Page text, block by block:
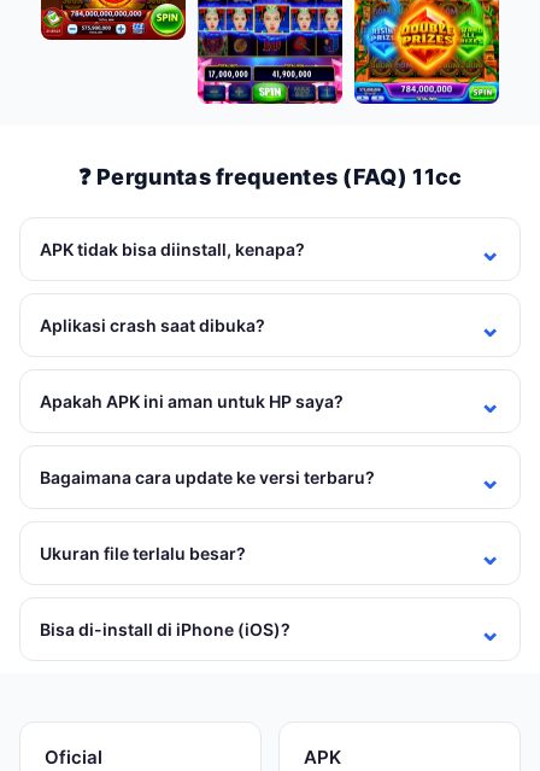
❓ Perguntas frequentes (FAQ) 11cc
APK tidak bisa diinstall, kenapa?
Aplikasi crash saat dibuka?
Apakah APK ini aman untuk HP saya?
Bagaimana cara update ke versi terbaru?
Ukuran file terlalu besar?
Bisa di-install di iPhone (iOS)?
Oficial APK